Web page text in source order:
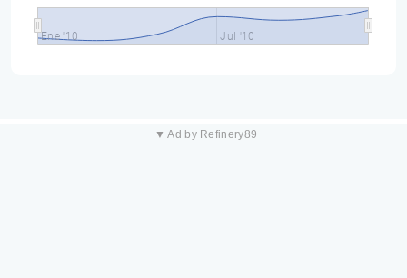
Ene '10 Jul '10
▼ Ad by Refinery89